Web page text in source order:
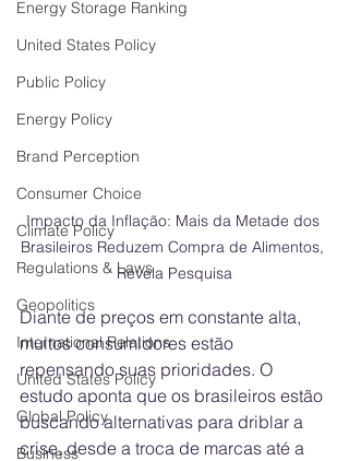
Energy Storage Ranking
United States Policy
Public Policy
Energy Policy
Brand Perception
Consumer Choice
Climate Policy
Regulations & Laws
Geopolitics
International Relations
United States Policy
Global Policy
Business
Impacto da Inflação: Mais da Metade dos
Brasileiros Reduzem Compra de Alimentos,
Revela Pesquisa
Diante de preços em constante alta,
muitos consumidores estão
repensando suas prioridades. O
estudo aponta que os brasileiros estão
buscando alternativas para driblar a
crise, desde a troca de marcas até a